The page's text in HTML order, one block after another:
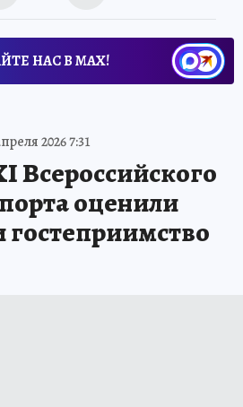
НАС В МАХ!
2026 7:31
Всероссийского
оценили
гостеприимство